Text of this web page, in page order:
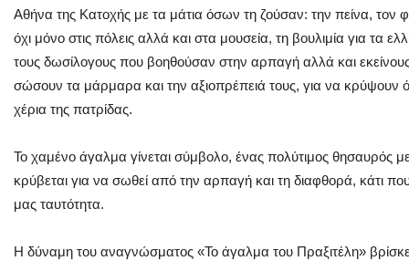
Αθήνα της Κατοχής με τα μάτια όσων τη ζούσαν: την πείνα,
όχι μόνο στις πόλεις αλλά και στα μουσεία, τη βουλιμία για τα
τους δωσίλογους που βοηθούσαν στην αρπαγή αλλά και
σώσουν τα μάρμαρα και την αξιοπρέπειά τους, για να
χέρια της πατρίδας.
Το χαμένο άγαλμα γίνεται σύμβολο, ένας πολύτιμος θησαυρός
κρύβεται για να σωθεί από την αρπαγή και τη διαφθορά, κάτι που
μας ταυτότητα.
Η δύναμη του αναγνώσματος «Το άγαλμα του Πραξιτέλη»